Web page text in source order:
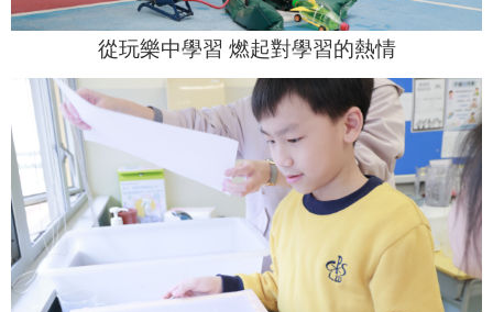
從玩樂中學習 燃起對學習的熱情